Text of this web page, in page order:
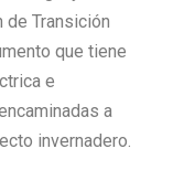
de Transición
que tiene
e
a
invernadero.